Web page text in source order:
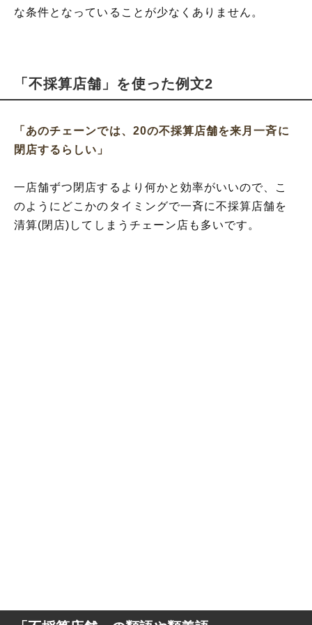
な条件となっていることが少なくありません。
「不採算店舗」を使った例文2
「あのチェーンでは、20の不採算店舗を来月一斉に
閉店するらしい」
一店舗ずつ閉店するより何かと効率がいいので、こ
のようにどこかのタイミングで一斉に不採算店舗を
清算(閉店)してしまうチェーン店も多いです。